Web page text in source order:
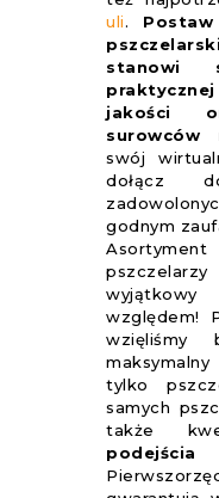
uli.
stanowi
jakości
surowców
swój
dołącz
godnym
względem!
wzięliśmy
tylko
samych
także